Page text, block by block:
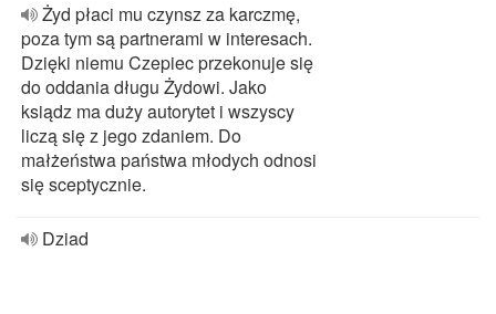
Żyd płaci mu czynsz za karczmę,
poza tym są partnerami w interesach.
Dzięki niemu Czepiec przekonuje się
do oddania długu Żydowi. Jako
ksiądz ma duży autorytet i wszyscy
liczą się z jego zdaniem. Do
małżeństwa państwa młodych odnosi
się sceptycznie.
Dziad